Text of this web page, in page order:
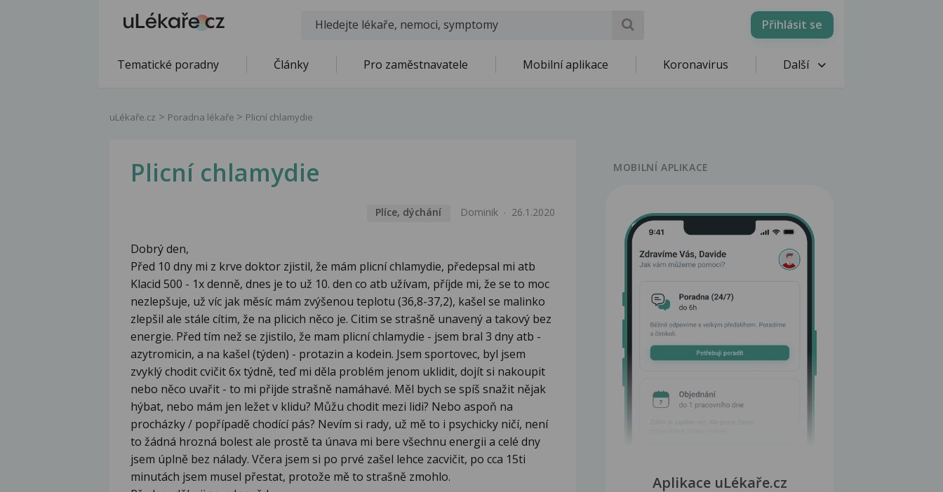
Přihlásit se
Tematické poradny Články Pro zaměstnavatele Mobilní aplikace Koronavirus Další
uLékaře.cz Poradna lékaře Plicní chlamydie
Plicní chlamydie
Plíce, dýchání Dominik 26.1.2020
Dobrý den,
Před 10 dny mi z krve doktor zjistil, že mám plicní chlamydie, předepsal mi atb
Klacid 500 - 1x denně, dnes je to už 10. den co atb užívam, příjde mi, že se to moc
nezlepšuje, už víc jak měsíc mám zvýšenou teplotu (36,8-37,2), kašel se malinko
zlepšil ale stále cítim, že na plicich něco je. Citim se strašně unavený a takový bez
energie. Před tím než se zjistilo, že mam plicní chlamydie - jsem bral 3 dny atb -
azytromicin, a na kašel (týden) - protazin a kodein. Jsem sportovec, byl jsem
zvyklý chodit cvičit 6x týdně, teď mi děla problém jenom uklidit, dojít si nakoupit
nebo něco uvařit - to mi přijde strašně namáhavé. Měl bych se spíš snažit nějak
hýbat, nebo mám jen ležet v klidu? Můžu chodit mezi lidi? Nebo aspoň na
procházky / popřípadě chodící pás? Nevím si rady, už mě to i psychicky ničí, není
to žádná hrozná bolest ale prostě ta únava mi bere všechnu energii a celé dny
jsem úplně bez nálady. Včera jsem si po prvé zašel lehce zacvičit, po cca 15ti
minutách jsem musel přestat, protože mě to strašně zmohlo.
MOBILNÍ APLIKACE
Aplikace uLékaře.cz